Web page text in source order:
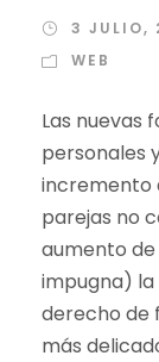
3 JULIO,
WEB
Las nuevas
personales
incremento
parejas no
aumento de
impugna) la
derecho de
más